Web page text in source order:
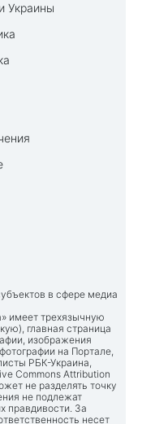
Украины
в сфере медиа
имеет трехязычную
главная страница
изображения
на Портале,
РБК-Украина,
Commons Attribution
не разделять точку
не подлежат
правдивости. За
несет